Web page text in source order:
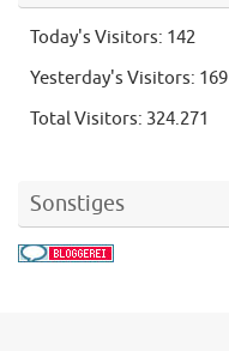
Today's Visitors: 142
Yesterday's Visitors: 169
Total Visitors: 324.271
Sonstiges